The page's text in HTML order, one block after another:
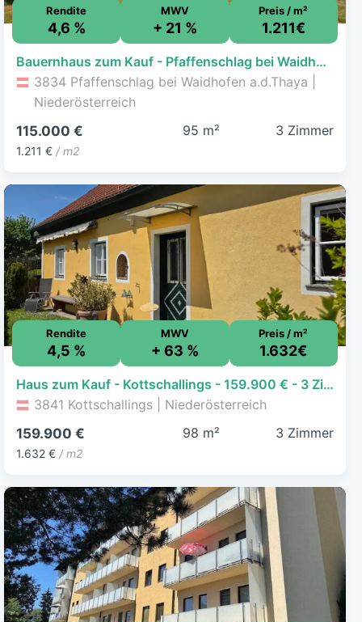
Rendite
4,6 %
MWV
+ 21 %
Preis / m²
1.211€
Bauernhaus zum Kauf - Pfaffenschlag bei Waidhofen a.d.Thaya - 115.000 € - 3 Zimmer, 95 m², 1.404 m² Grundstück
3834 Pfaffenschlag bei Waidhofen a.d.Thaya |
Niederösterreich
115.000 €
1.211 € / m2
95 m² 3 Zimmer
Rendite
4,5 %
MWV
+ 63 %
Preis / m²
1.632€
Haus zum Kauf - Kottschallings - 159.900 € - 3 Zimmer, 98 m², 176 m² Grundstück
3841 Kottschallings | Niederösterreich
159.900 €
1.632 € / m2
98 m² 3 Zimmer